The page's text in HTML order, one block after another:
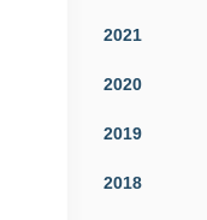
2021
2020
2019
2018